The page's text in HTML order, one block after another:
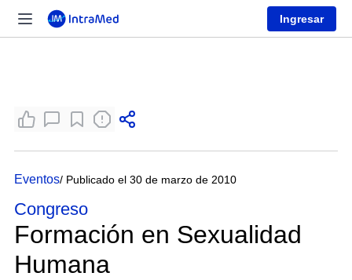
Ingresar
Eventos/ Publicado el 30 de marzo de 2010
Congreso
Formación en Sexualidad
Humana